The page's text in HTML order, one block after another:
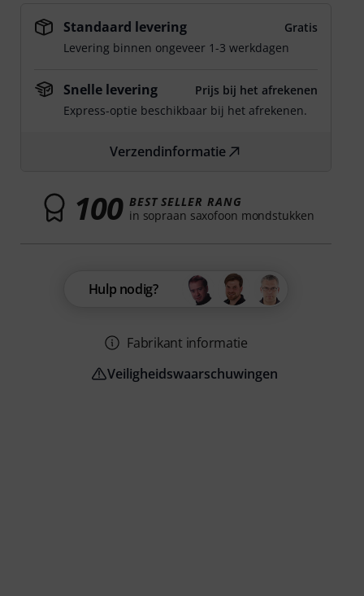
Standaard levering
Gratis
Levering binnen ongeveer 1-3 werkdagen
Snelle levering
Prijs bij het afrekenen
Express-optie beschikbaar bij het afrekenen.
Verzendinformatie
100 BEST SELLER RANG
in sopraan saxofoon mondstukken
Hulp nodig?
Fabrikant informatie
Veiligheidswaarschuwingen